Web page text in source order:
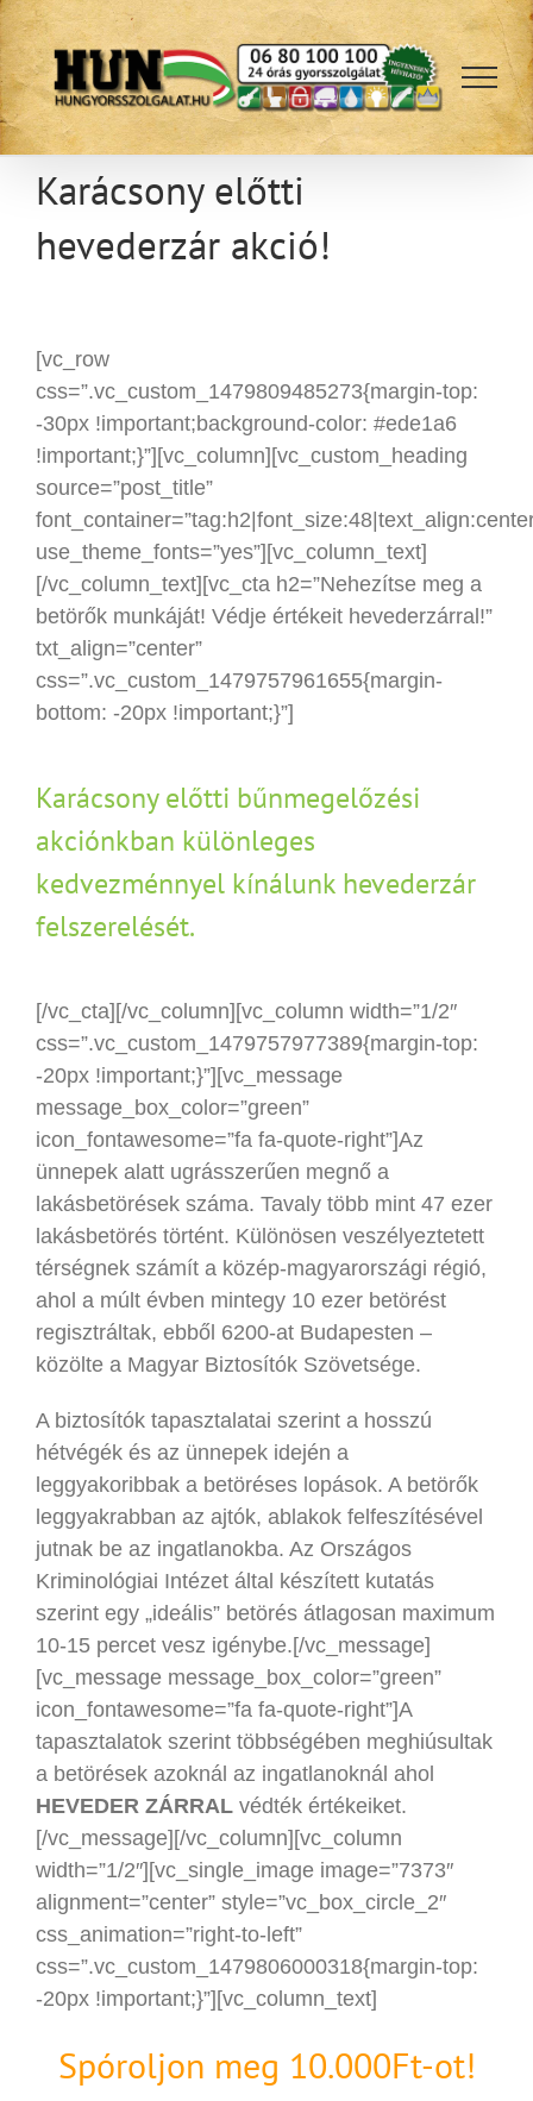
Kihagyás
Karácsony előtti
hevederzár akció!
[vc_row
css=”.vc_custom_1479809485273{margin-top:
-30px !important;background-color: #ede1a6
!important;}”][vc_column][vc_custom_heading
source=”post_title”
use_theme_fonts=”yes”][vc_column_text]
[/vc_column_text][vc_cta h2=”Nehezítse meg a
betörők munkáját! Védje értékeit hevederzárral!”
txt_align=”center”
css=”.vc_custom_1479757961655{margin-
bottom: -20px !important;}”]
Karácsony előtti bűnmegelőzési
akciónkban különleges
kedvezménnyel kínálunk hevederzár
felszerelését.
[/vc_cta][/vc_column][vc_column width=”1/2″
css=”.vc_custom_1479757977389{margin-top:
-20px !important;}”][vc_message
message_box_color=”green”
icon_fontawesome=”fa fa-quote-right”]Az
ünnepek alatt ugrásszerűen megnő a
lakásbetörések száma. Tavaly több mint 47 ezer
lakásbetörés történt. Különösen veszélyeztetett
térségnek számít a közép-magyarországi régió,
ahol a múlt évben mintegy 10 ezer betörést
regisztráltak, ebből 6200-at Budapesten –
közölte a Magyar Biztosítók Szövetsége.
A biztosítók tapasztalatai szerint a hosszú
hétvégék és az ünnepek idején a
leggyakoribbak a betöréses lopások. A betörők
leggyakrabban az ajtók, ablakok felfeszítésével
jutnak be az ingatlanokba. Az Országos
Kriminológiai Intézet által készített kutatás
szerint egy „ideális” betörés átlagosan maximum
10-15 percet vesz igénybe.[/vc_message]
[vc_message message_box_color=”green”
icon_fontawesome=”fa fa-quote-right”]A
tapasztalatok szerint többségében meghiúsultak
a betörések azoknál az ingatlanoknál ahol
HEVEDER ZÁRRAL védték értékeiket.
[/vc_message][/vc_column][vc_column
width=”1/2″][vc_single_image image=”7373″
alignment=”center” style=”vc_box_circle_2″
css_animation=”right-to-left”
css=”.vc_custom_1479806000318{margin-top:
-20px !important;}”][vc_column_text]
Spóroljon meg 10.000Ft-ot!